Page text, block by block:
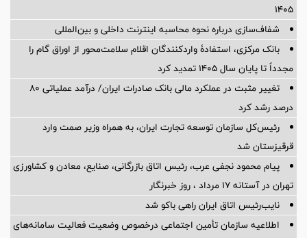
۱۴۰۵
شفاف‌سازی درباره نحوه محاسبه اینترنت داخلی و بین‌المللی
بانک مرکزی، استفادۀ واردکنندگان اقلام سلامت‌محور از اوراق گام را
مجدداً تا پایان سال ۱۴۰۵ تمدید کرد
تغییر مثبت در عملکرد مالی بانک صادرات ایران/ درآمد عملیاتی 80
درصد رشد کرد
رئیس‌کل سازمان توسعه تجارت ایران، به همراه وزیر صمت وارد
قرقیزستان شد
پیام محمود نجفی عرب، رئیس اتاق بازرگانی، صنایع، معادن و کشاورزی
تهران در آستانه 17 مرداد ، روز خبرنگار
نایب‌رئیس اتاق ایران راهی باکو شد
اطلاعیه سازمان تأمین اجتماعی درخصوص وضعیت فعالیت سامانه‌های